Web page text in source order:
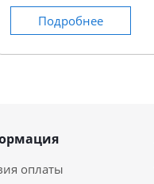
Подробнее
оплаты